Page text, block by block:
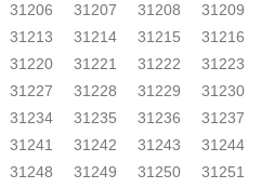
31206 31207 31208
31209
31213 31214 31215
31216
31220 31221 31222
31223
31227 31228 31229
31230
31234 31235 31236
31237
31241 31242 31243
31244
31248 31249 31250
31251